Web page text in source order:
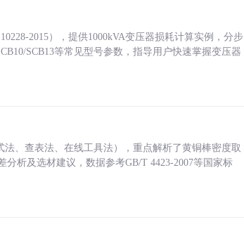
2015），提供1000kVA变压器损耗计算实例，分步
SCB13等常见型号参数，指导用户快速掌握变压器
、查表法、在线工具法），重点解析了黄铜棒密度取
分析及选材建议，数据参考GB/T 4423-2007等国家标